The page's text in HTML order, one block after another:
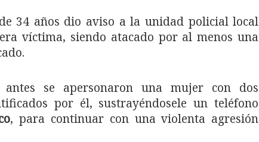
34 años dio aviso a la unidad policial local
víctima, siendo atacado por al menos una
antes se apersonaron una mujer con dos
por él, sustrayéndosele un teléfono
, para continuar con una violenta agresión